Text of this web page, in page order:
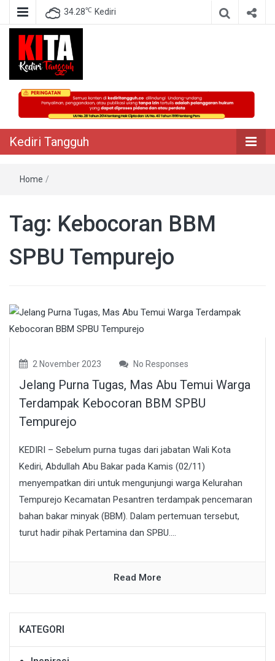
34.28℃ Kediri
Kediri Tangguh
Berita Akurat Terpercaya
Kediri Tangguh
Home /
Tag: Kebocoran BBM
SPBU Tempurejo
2 November 2023 No Responses
Jelang Purna Tugas, Mas Abu Temui Warga
Terdampak Kebocoran BBM SPBU
Tempurejo
KEDIRI – Sebelum purna tugas dari jabatan Wali Kota
Kediri, Abdullah Abu Bakar pada Kamis (02/11)
menyempatkan diri untuk mengunjungi warga Kelurahan
Tempurejo Kecamatan Pesantren terdampak pencemaran
bahan bakar minyak (BBM). Dalam pertemuan tersebut,
turut hadir pihak Pertamina dan SPBU....
Read More
KATEGORI